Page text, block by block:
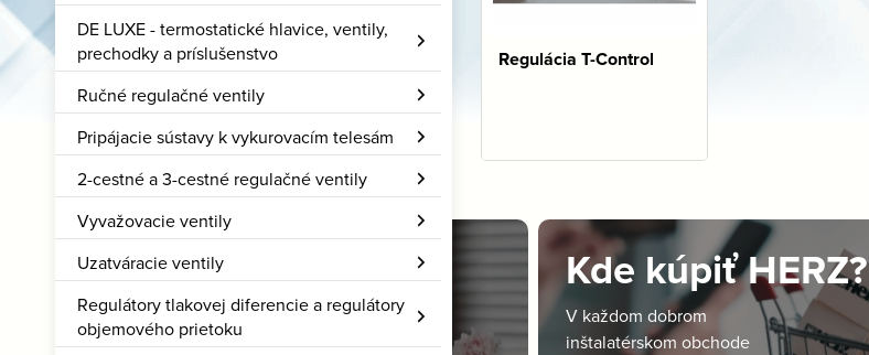
DE LUXE - termostatické hlavice, ventily,
prechodky a príslušenstvo
Ručné regulačné ventily
Pripájacie sústavy k vykurovacím telesám
2-cestné a 3-cestné regulačné ventily
Vyvažovacie ventily
Uzatváracie ventily
Regulátory tlakovej diferencie a regulátory
objemového prietoku
Regulácia T-Control
Kotly na biomasu
Sú ideálnym riešením
práve pre vás?
Kde kúpiť HERZ?
V každom dobrom
inštalatérskom obchode